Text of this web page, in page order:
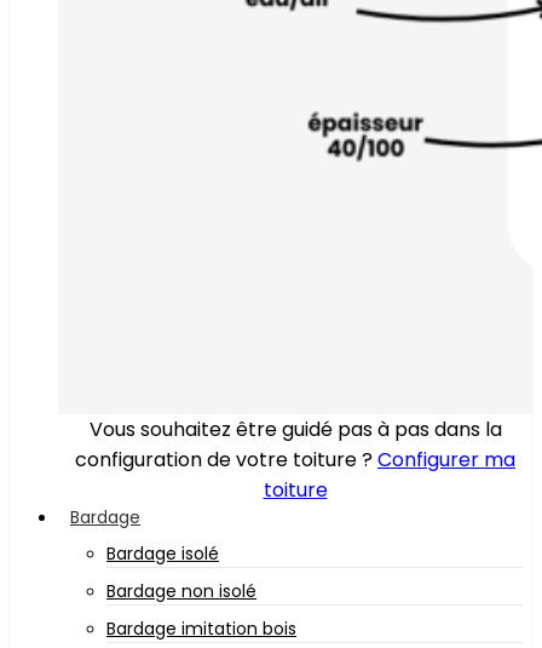
Vous souhaitez être guidé pas à pas dans la
configuration de votre toiture ?Configurer ma
toiture
Bardage
Bardage isolé
Bardage non isolé
Bardage imitation bois